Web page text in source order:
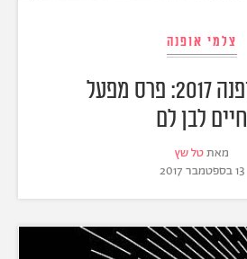
צלמי אופנה
פרסי האופנה 2017: פרס מפעל
חיים לבן לם
מאתטל שץ
13 בספטמבר 2017